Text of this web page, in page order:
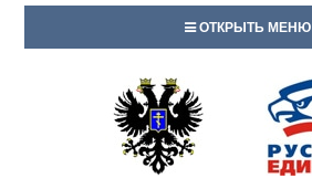
ОТКРЫТЬ МЕНЮ